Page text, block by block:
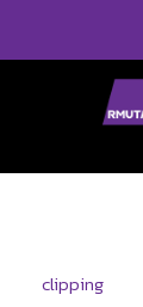
clipping